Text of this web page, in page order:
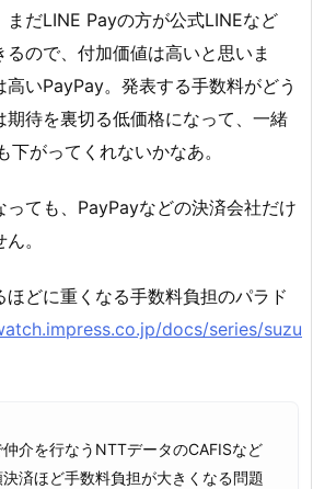
だLINE Payの方が公式LINEなど
ので、付加価値は高いと思いま
いPayPay。発表する手数料がどう
期待を裏切る低価格になって、一緒
がってくれないかなあ。
っても、PayPayなどの決済会社だけ
。
どに重くなる手数料負担のパラド
docs/series/suzu
介を行なうNTTデータのCAFISなど
済ほど手数料負担が大きくなる問題